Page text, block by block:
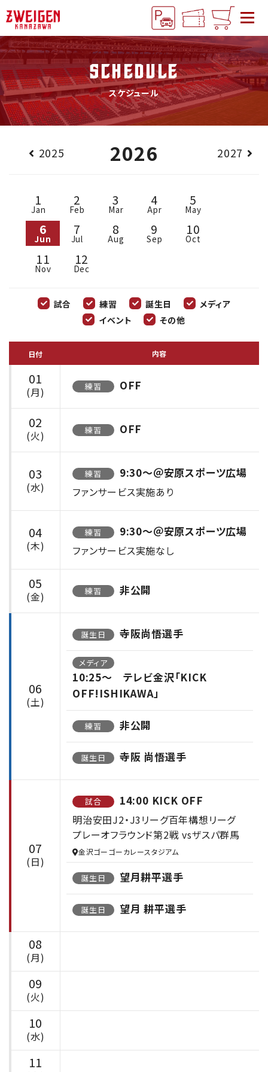
SCHEDULE
スケジュール
2025 2026 2027
1
Jan
2
Feb
3
Mar
4
Apr
5
May
6
Jun
7
Jul
8
Aug
9
Sep
10
Oct
11
Nov
12
Dec
試合 練習 誕生日
メディア
イベント
その他
日付 内容
01
(月) 練習 OFF
02
(火) 練習 OFF
03
(水)
練習 9:30〜＠安原スポーツ広場
ファンサービス実施あり
04
(木)
練習 9:30〜＠安原スポーツ広場
ファンサービス実施なし
05
(金) 練習 非公開
06
(土)
誕生日 寺阪尚悟選手
メディア
10:25〜 テレビ金沢「KICK
OFF!ISHIKAWA」
練習 非公開
誕生日 寺阪 尚悟選手
07
(日)
試合 14:00 KICK OFF
明治安田J2・J3リーグ百年構想リーグ
プレーオフラウンド第2戦 vsザスパ群馬
金沢ゴーゴーカレースタジアム
誕生日 望月耕平選手
誕生日 望月 耕平選手
08
(月)
09
(火)
10
(水)
11